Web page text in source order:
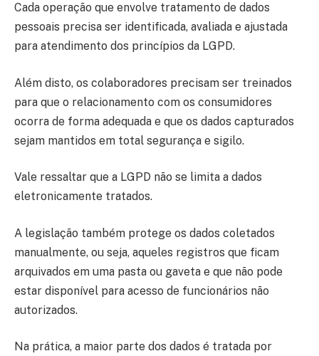
Cada operação que envolve tratamento de dados
pessoais precisa ser identificada, avaliada e ajustada
para atendimento dos princípios da LGPD.
Além disto, os colaboradores precisam ser treinados
para que o relacionamento com os consumidores
ocorra de forma adequada e que os dados capturados
sejam mantidos em total segurança e sigilo.
Vale ressaltar que a LGPD não se limita a dados
eletronicamente tratados.
A legislação também protege os dados coletados
manualmente, ou seja, aqueles registros que ficam
arquivados em uma pasta ou gaveta e que não pode
estar disponível para acesso de funcionários não
autorizados.
Na prática, a maior parte dos dados é tratada por